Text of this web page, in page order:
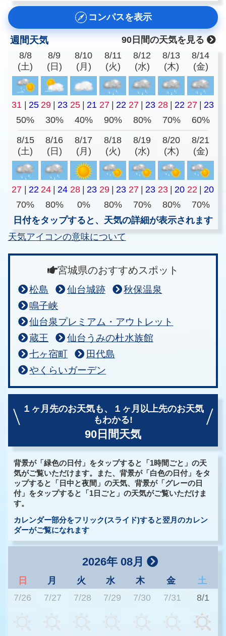
コンパスを表示
週間天気
90日間の天気を見る
8/8
(土)
8/9
(日)
8/10
(月)
8/11
(火)
8/12
(水)
8/13
(木)
8/14
(金)
31 25 29 23 25 21 27 22 27 23 28 22 27
23
50%
30% 40% 90% 80% 70% 60%
8/15
(土)
8/16
(日)
8/17
(月)
8/18
(火)
8/19
(水)
8/20
(木)
8/21
(金)
27 22 24 24 28 23 29 23 27 23 23 20 22
20
70%
80% 0% 80% 70% 80%
70%
日付をタップすると、天気の詳細が表示されます
天気アイコンの意味について
宮城県のおすすめスポット
松島 仙台城跡
秋保温泉
鳴子峡
仙台泉プレミアム・アウトレット
蔵王
仙台うみの杜水族館
七ヶ宿町
田代島
やくらいガーデン
１ヶ月先のお天気も、
１ヶ月以上先のお天気
もわかる!
90日間天気
背景が「緑色の日付」をタップすると「1時間ごと」の天
気がご覧いただけます。また、背景が「白色の日付」をタ
ップすると「日中と夜間」の天気、背景が「グレーの日
付」をタップすると「1日ごと」の天気がご覧いただけま
す。
カレンダー部分をフリック(スライド)すると翌月のカレン
ダーがご覧になれます
2026年 08月
日 月 火 水 木 金
土
7/26
7/27 7/28 7/29 7/30 7/31 8/1